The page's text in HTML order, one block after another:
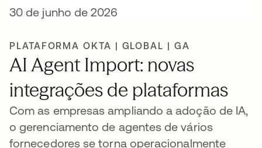
30 de junho de 2026
PLATAFORMA OKTA | GLOBAL | GA
AI Agent Import: novas
integrações de plataformas
Com as empresas ampliando a adoção de IA,
o gerenciamento de agentes de vários
fornecedores se torna operacionalmente